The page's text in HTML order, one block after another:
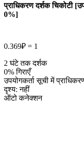
प्राधिकरण दर्शक चिकोटी
0%]
0.369₽ = 1
2 घंटे तक दर्शक
0% गिराएँ
उपयोगकर्ता सूची में
दृश्य: नहीं
ऑटो कनेक्शन